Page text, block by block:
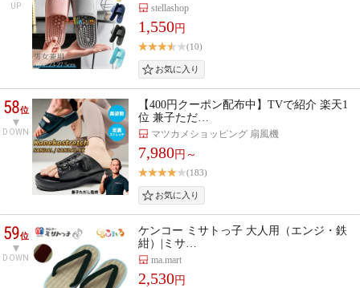
UP stellashop
1,550円
(10)
58位
DOWN
【400円クーポン配布中】TVで紹介 楽天1
位 兼子ただ…
マツカメショッピング 扇風機
7,980円～
(183)
59位
DOWN
ケンコー ミサトっ子 大人用（エンジ・鉄
紺）|ミサ…
ma.mart
2,530円